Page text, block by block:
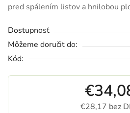
pred spálením listov a hnilobou
Dostupnosť
Môžeme doručiť do:
Kód:
€28,17 bez